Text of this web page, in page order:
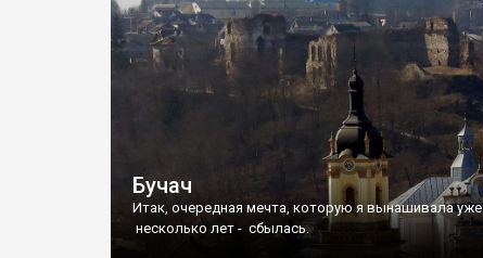
Бучач
Итак, очередная мечта, которую я вынашивала уже
несколько лет - сбылась.